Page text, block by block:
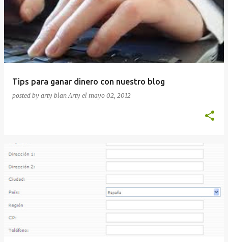
Tips para ganar dinero con nuestro blog
posted by arty blanArty el mayo 02, 2012